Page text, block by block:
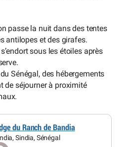
passe la nuit dans des tentes
antilopes et des girafes.
sous les étoiles après
Sénégal, des hébergements
de séjourner à proximité
du Ranch de Bandia
Sindia, Sénégal